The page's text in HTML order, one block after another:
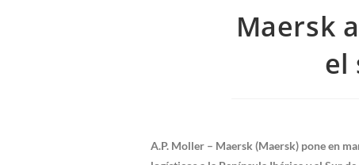
Maersk
el
A.P. Moller – Maersk (Maersk) pone en